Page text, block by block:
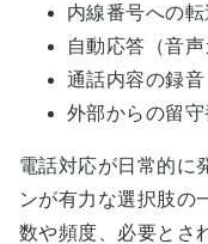
内線番号への転
自動応答（音
通話内容の録音
外部からの留
電話対応が日常的に
ンが有力な選択肢の
数や頻度、必要とさ